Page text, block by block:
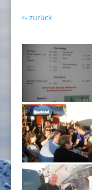
<- zurück